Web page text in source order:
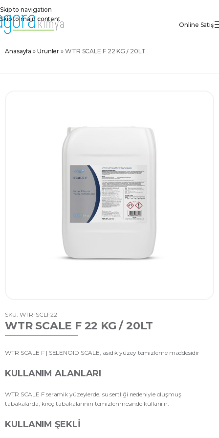
Skip to navigation
Skip to main content
Online Satış
Anasayfa » Ürünler » WTR SCALE F 22 KG / 20LT
SKU: WTR-SCLF22
WTR SCALE F 22 KG / 20LT
WTR SCALE F | SELENOID SCALE, asidik yüzey temizleme maddesidir
KULLANIM ALANLARI
WTR SCALE F seramik yüzeylerde, su sertliği nedeniyle oluşmuş
tabakalarda, kireç tabakalarının temizlenmesinde kullanılır.
KULLANIM ŞEKLI